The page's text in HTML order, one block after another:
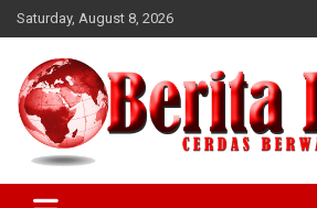
Skip
to
content
Saturday, August 8, 2026
Cerdas